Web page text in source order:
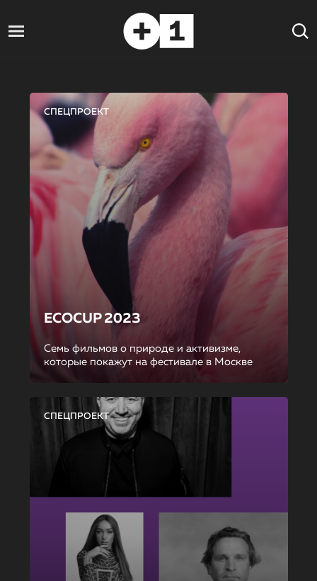
СПЕЦПРОЕКТ
ECOCUP 2023
Семь фильмов о природе и активизме,
которые покажут на фестивале в Москве
СПЕЦПРОЕКТ